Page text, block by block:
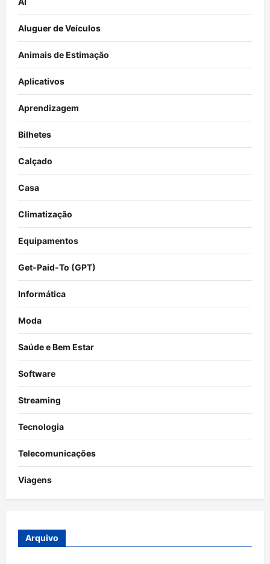
Aluguer de Veículos
Animais de Estimação
Aplicativos
Aprendizagem
Bilhetes
Calçado
Casa
Climatização
Equipamentos
Get-Paid-To (GPT)
Informática
Moda
Saúde e Bem Estar
Software
Streaming
Tecnologia
Telecomunicações
Viagens
Arquivo